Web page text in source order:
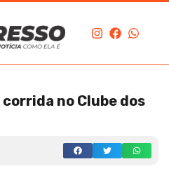
no Clube dos